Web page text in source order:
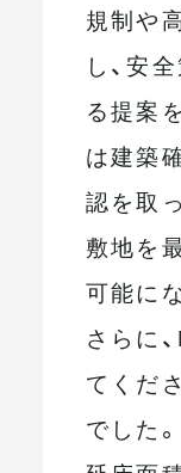
規制や
し、安
る提案
は建築
認を取
敷地を
可能に
さらに
てくだ
でした。